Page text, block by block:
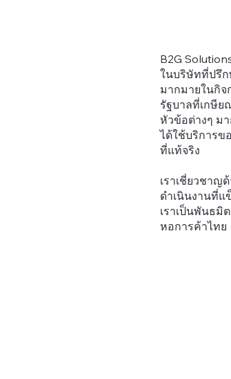
B2G
ในบริษัทที่ปรึก
มากมายในกิจ
รัฐบาลที่เกษี
หัวข้อต่างๆ ม
ได้ใช้บริการข
ที่แท้จริง
เราเชี่ยวชาญ
ดำเนินงานที่แ
เราเป็นพันธมิ
หอการค้าไทย